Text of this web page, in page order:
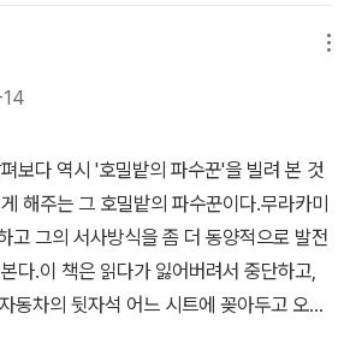
를 제외한 모든 과목 낙제. 머리가 안좋아서
다. 공부를 왜 해야하는지, 이딴 것들을
되지 않는다. <호밀밭의 파수꾼>은 그가
오기까지 겪는 일들에 대한 독백으로 가득
는 세상의 이치에 맞춰서 살기는 싫다. 못
그를 제외한 다른 이들은 모두 세상의 질서
활하고 있다. 아니 어떻게 그럴 수 있는거
반갑지도 않은 사람에게 늘 <만나서 반가
는 때. 모든 것이 실수연발일 때의, 그 쓰라
꾼'의 주인공 홀든 콜필드도 별반 다르지
을 낙제하고, 그 전에도 여러 학교를 진전한
줄 친구들도 별로 보이지 않는다. 이런 암
는 막연하게 '어른의 세계'인 뉴욕으로 도
인생의 쓰라린 면만 맛보는 코스로 안내된
.언뜻 보면 주인공인 홀든은 별로 호감 가는
선으로 주위를 바라보지만 아무 것도 남
, 그것을 개선하려는 노력도 하지 않는다.
하고, 술을 마시고 변태들을 구경하며 짜
보다 역시 '호밀밭의 파수꾼'을 빌려 본 것
해주는 그 호밀밭의 파수꾼이다.무라카미
고 그의 서사방식을 좀 더 동양적으로 발전
다.이 책은 읽다가 잃어버려서 중단하고,
동차의 뒷자석 어느 시트에 꽂아두고 오랫